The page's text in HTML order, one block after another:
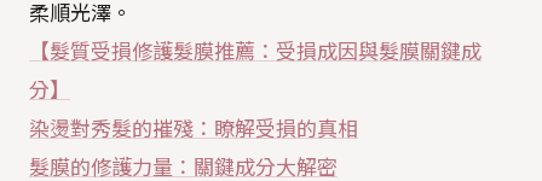
柔順光澤。
【髮質受損修護髮膜推薦：受損成因與髮膜關鍵成
分】
染燙對秀髮的摧殘：瞭解受損的真相
髮膜的修護力量：關鍵成分大解密